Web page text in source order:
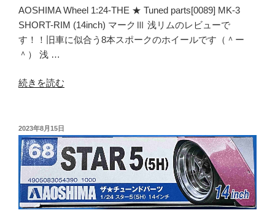
ン
ド
パ
ー
[0107]
リ
カ
ン
SS
(15
イ
ン
AOSHIMA Wheel 1:24-THE ★ Tuned parts[0089] MK-3
SHORT-RIM (14inch) マークⅢ 浅リムのレビューで
す！！旧車に似合う8本スポークのホイールです（＾ー
＾） 浅 …
“ア
マ
ホ
イ
ー
ル
1/24-
続きを読む
投
稿
日:
2023年8月15日